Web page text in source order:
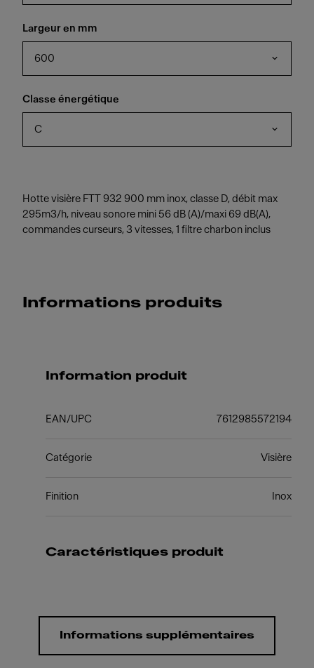
Largeur en mm
600
Classe énergétique
C
Hotte visière FTT 932 900 mm inox, classe D, débit max
295m3/h, niveau sonore mini 56 dB (A)/maxi 69 dB(A),
commandes curseurs, 3 vitesses, 1 filtre charbon inclus
Informations produits
Information produit
EAN/UPC 7612985572194
Catégorie Visière
Finition Inox
Caractéristiques produit
Informations supplémentaires